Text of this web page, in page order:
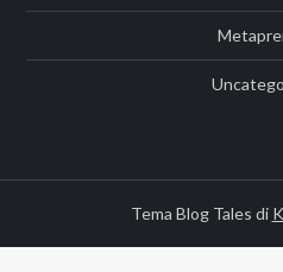
Tema Blog Tales di